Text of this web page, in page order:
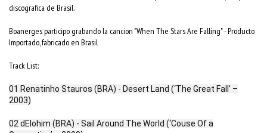
discografica de Brasil.
Boanerges participo grabando la cancion "When The Stars Are Falling" - Producto
Importado, fabricado en Brasil
Track List:
01 Renatinho Stauros (BRA) - Desert Land (‘The Great Fall’ –
2003)
02 dElohim (BRA) - Sail Around The World (‘Couse Of a